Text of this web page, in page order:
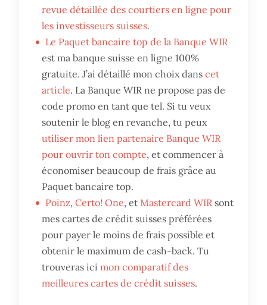
revue détaillée des courtiers en ligne pour
les investisseurs suisses.
Le Paquet bancaire top de la Banque WIR
est ma banque suisse en ligne 100%
gratuite. J’ai détaillé mon choix danscet
article. La Banque WIR ne propose pas de
code promo en tant que tel. Si tu veux
soutenir le blog en revanche, tu peux
utiliser mon lien partenaire Banque WIR
pour ouvrir ton compte, et commencer à
économiser beaucoup de frais grâce au
Paquet bancaire top.
Poinz,Certo! One, et Mastercard WIR sont
mes cartes de crédit suisses préférées
pour payer le moins de frais possible et
obtenir le maximum de cash-back. Tu
trouveras icimon comparatif des
meilleures cartes de crédit suisses.